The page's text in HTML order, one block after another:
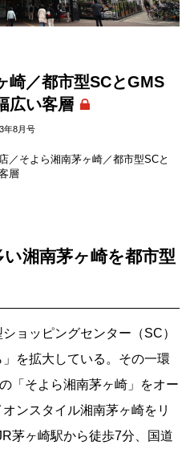
崎／都市型SCとGMS
広い客層
年8月号
／そよら湘南茅ヶ崎／都市型SCと
層
湘南茅ヶ崎を都市型
ョッピングセンター（SC）
を拡大している。その一環
「そよら湘南茅ヶ崎」をオー
ンスタイル湘南茅ヶ崎をリ
茅ヶ崎駅から徒歩7分、国道